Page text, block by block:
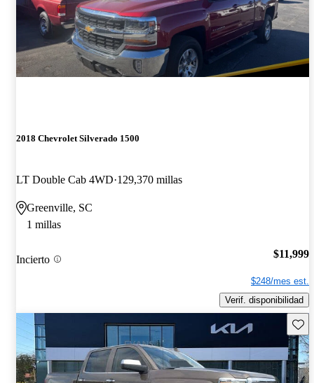
2018 Chevrolet Silverado 1500
LT Double Cab 4WD 129,370 millas
Greenville, SC
1 millas
Incierto $11,999
$248/mes est.
Verif. disponibilidad